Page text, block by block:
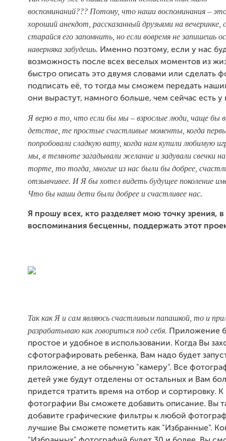
воспоминаний??? Потому, что наши воспоминания –
хороший анекдот, рассказанный друзьями на вечеринке,
старайся его запомнить, но если вовремя не запишешь
наверняка забудешь. Именно поэтому, если у нас
возможность после всех веселых моментов из
быстро описать это двумя словами или сделать
подписать её, то тогда мы сможем передать
они вырастут, намного больше, чем сейчас есть у
Я верю в то, что если бы мы – взрослые люди, чаще бы
детстве, те простые счастливые моменты, когда
попробовали сладкую вату, когда нам купили любимую
мы, в темноте загадывали желание и задували свечки
торте, то тогда, многие из нас были бы добрее,
отзывчивее. И Я бы хотел видеть будущее поколение
Что бы наши дети были добрее и счастливее нас.
Я прошу всех, кто разделяет мою точку зрения,
воспоминания бесценны, поддержать этот
Так как Я и сам являюсь счастливым папашкой, то и
разрабатываю как говориться под себя. Приложение
простое и удобное в использовании. Когда Вы
сфотографировать ребенка, Вам надо будет
приложение, а не обычную "камеру". Все
детей уже будут отделены от остальных и Вам
придется тратить время на отбор и сортировку.
фотографии Вы сможете добавить описание. Вы
добавите графические фильтры к любой
лучшие Вы сможете пометить как "Избранные".